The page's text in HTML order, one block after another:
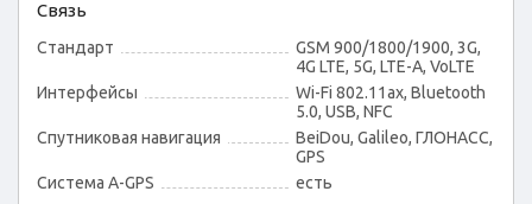
Связь
Стандарт
GSM 900/1800/1900, 3G,
4G LTE, 5G, LTE-A, VoLTE
Интерфейсы
Wi-Fi 802.11ax, Bluetooth
5.0, USB, NFC
Спутниковая навигация
BeiDou, Galileo, ГЛОНАСС,
GPS
Cистема A-GPS
есть